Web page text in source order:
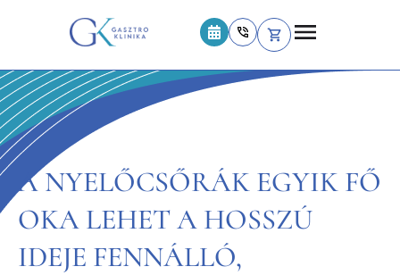
A NYELŐCSŐRÁK EGYIK FŐ
OKA LEHET A HOSSZÚ
IDEJE FENNÁLLÓ,